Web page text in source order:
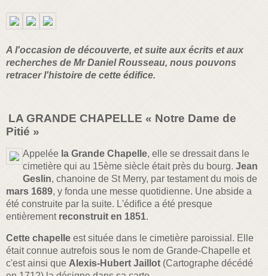
A l'occasion de découverte, et suite aux écrits et aux
recherches de Mr Daniel Rousseau, nous pouvons
retracer l'histoire de cette édifice.
LA GRANDE CHAPELLE « Notre Dame de
Pitié »
Appelée la Grande Chapelle, elle se dressait dans le
cimetière qui au 15ème siècle était près du bourg. Jean
Geslin, chanoine de St Merry, par testament du mois de
mars 1689, y fonda une messe quotidienne. Une abside a
été construite par la suite. L'édifice a été presque
entièrementreconstruit en 1851.
Cette chapelle est située dans le cimetière paroissial. Elle
était connue autrefois sous le nom de Grande-Chapelle et
c'est ainsi que Alexis-Hubert Jaillot (Cartographe décédé